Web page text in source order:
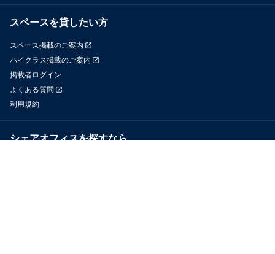
スペースを貸したい方
スペース掲載のご案内
ハイクラス掲載のご案内
掲載者ログイン
よくある質問
利用規約
シェアオフィスを探すなら